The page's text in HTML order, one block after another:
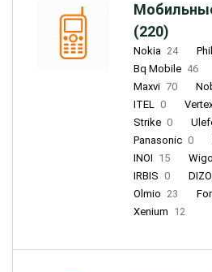
(220)
Nokia 24
Bq Mobile 46
Maxvi 70
ITEL 0
Strike 0
Panasonic 0
INOI 15
IRBIS 0 DIZO
Olmio 23
Xenium 12